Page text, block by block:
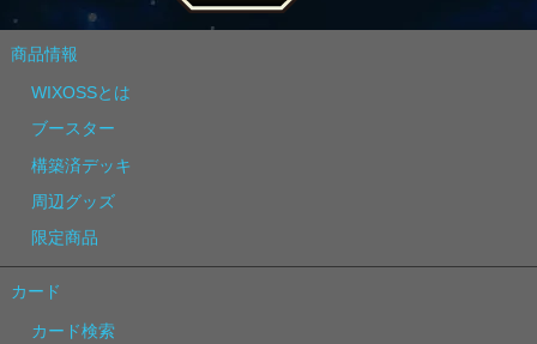
商品情報
WIXOSSとは
ブースター
構築済デッキ
周辺グッズ
限定商品
カード
カード検索